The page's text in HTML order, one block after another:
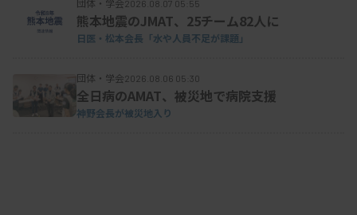
団体・学会2026.08.07 05:55
熊本地震のJMAT、25チーム82人に
日医・松本会長「水や人員不足が課題」
団体・学会2026.08.06 05:30
全日病のAMAT、被災地で病院支援
神野会長が被災地入り